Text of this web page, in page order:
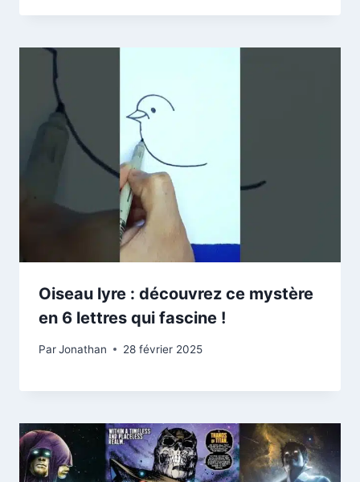
Oiseau lyre : découvrez ce mystère
en 6 lettres qui fascine !
ParJonathan 28 février 2025